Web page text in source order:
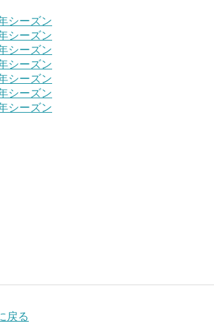
シーズン
シーズン
シーズン
シーズン
シーズン
シーズン
シーズン
戻る